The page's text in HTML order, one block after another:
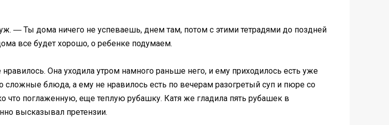
― Ты дома ничего не успеваешь, днем там, потом с этими тетрадями до поздней
все будет хорошо, о ребенке подумаем.
нравилось. Она уходила утром намного раньше него, и ему приходилось есть уже
блюда, а ему не нравилось есть по вечерам разогретый суп и пюре со
поглаженную, еще теплую рубашку. Катя же гладила пять рубашек в
высказывал претензии.